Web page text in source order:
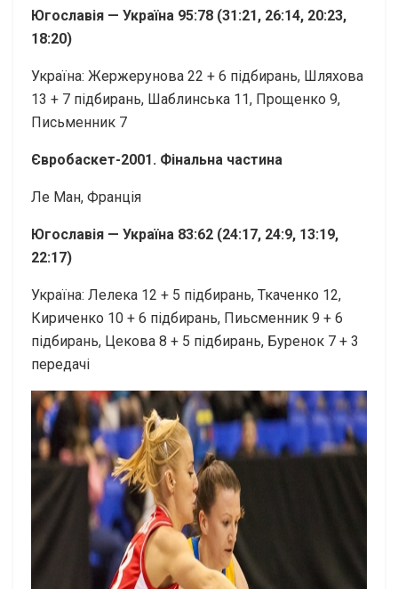
Югославія — Україна 95:78 (31:21, 26:14, 20:23,
18:20)
Україна: Жержерунова 22 + 6 підбирань, Шляхова
13 + 7 підбирань, Шаблинська 11, Прощенко 9,
Письменник 7
Євробаскет-2001. Фінальна частина
Ле Ман, Франція
Югославія — Україна 83:62 (24:17, 24:9, 13:19,
22:17)
Україна: Лелека 12 + 5 підбирань, Ткаченко 12,
Кириченко 10 + 6 підбирань, Пиьсменник 9 + 6
підбирань, Цекова 8 + 5 підбирань, Буренок 7 + 3
передачі